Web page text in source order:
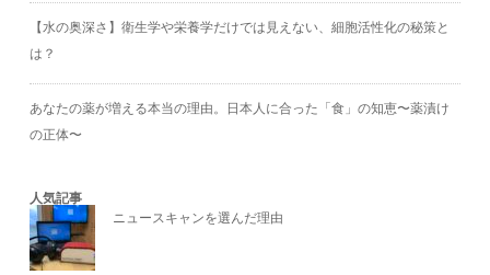
【水の奥深さ】衛生学や栄養学だけでは見えない、細胞活性化の秘策と
は？
あなたの薬が増える本当の理由。日本人に合った「食」の知恵〜薬漬け
の正体〜
人気記事
ニュースキャンを選んだ理由